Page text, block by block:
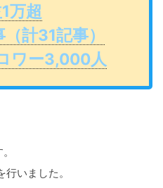
万超
計31記事）
ワー3,000人
いました。